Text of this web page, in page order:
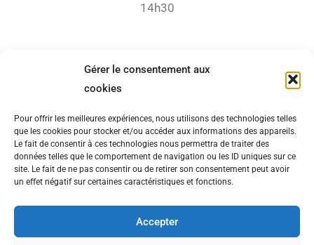
Gérer le consentement aux
cookies
Pour offrir les meilleures expériences, nous utilisons des technologies telles
que les cookies pour stocker et/ou accéder aux informations des appareils.
Le fait de consentir à ces technologies nous permettra de traiter des
données telles que le comportement de navigation ou les ID uniques sur ce
site. Le fait de ne pas consentir ou de retirer son consentement peut avoir
un effet négatif sur certaines caractéristiques et fonctions.
Accepter
14h30